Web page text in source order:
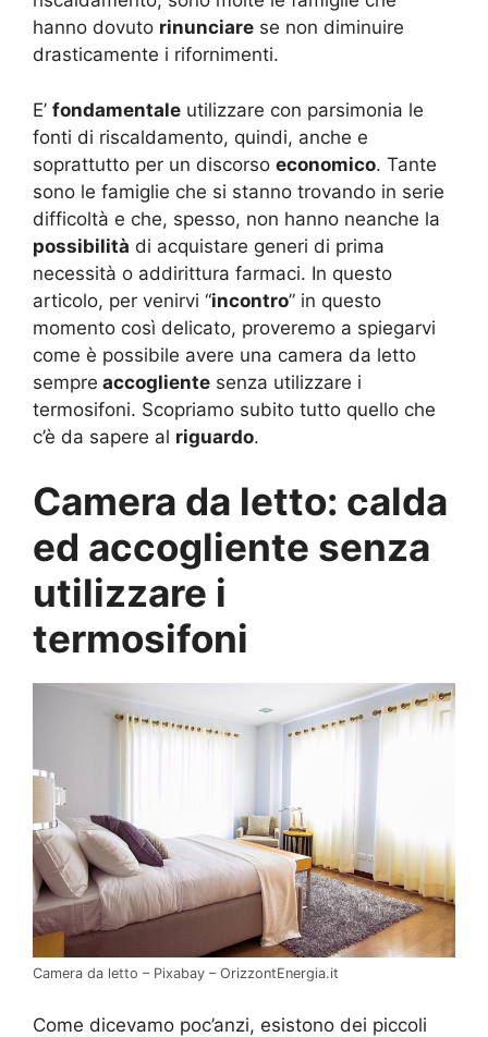
hanno dovuto rinunciare se non diminuire
drasticamente i rifornimenti.
E’ fondamentale utilizzare con parsimonia le
fonti di riscaldamento, quindi, anche e
soprattutto per un discorso economico. Tante
sono le famiglie che si stanno trovando in serie
difficoltà e che, spesso, non hanno neanche la
possibilità di acquistare generi di prima
necessità o addirittura farmaci. In questo
articolo, per venirvi “incontro” in questo
momento così delicato, proveremo a spiegarvi
come è possibile avere una camera da letto
sempre accogliente senza utilizzare i
termosifoni. Scopriamo subito tutto quello che
c’è da sapere al riguardo.
Camera da letto: calda
ed accogliente senza
utilizzare i
termosifoni
Camera da letto – Pixabay – OrizzontEnergia.it
Come dicevamo poc’anzi, esistono dei piccoli